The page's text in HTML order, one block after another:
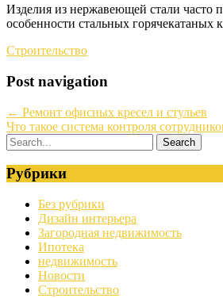
Изделия из нержавеющей стали часто
особенности стальных горячекатаных
Строительство
Post navigation
← Ремонт офисных кресел и стульев
Что такое система контроля
Рубрики
Без рубрики
Дизайн интерьера
Загородная недвижимость
Ипотека
недвижимость
Новости
Строительство